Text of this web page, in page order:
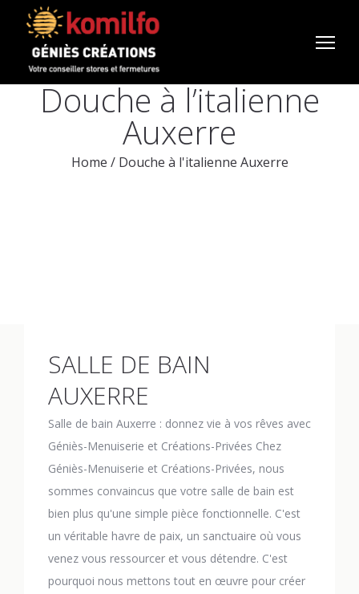
Douche à l’italienne
Auxerre
Home /Douche à l'italienne Auxerre
SALLE DE BAIN
AUXERRE
Salle de bain Auxerre : donnez vie à vos rêves avec
Géniès-Menuiserie et Créations-Privées Chez
Géniès-Menuiserie et Créations-Privées, nous
sommes convaincus que votre salle de bain est
bien plus qu'une simple pièce fonctionnelle. C'est
un véritable havre de paix, un sanctuaire où vous
venez vous ressourcer et vous détendre. C'est
pourquoi nous mettons tout en œuvre pour créer